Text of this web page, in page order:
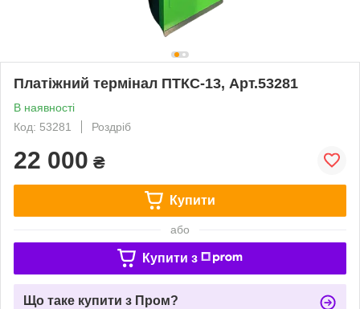
Платіжний термінал ПТКС-13, Арт.53281
В наявності
Код: 53281
Роздріб
22 000 ₴
Купити
або
Купити з
Що таке купити з Пром?